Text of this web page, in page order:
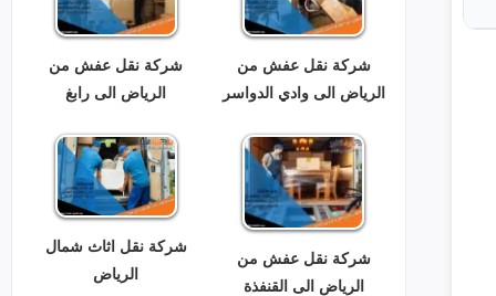
شركة نقل عفش من
الرياض الى وادي الدواسر
شركة نقل عفش من
الرياض الى رابغ
شركة نقل عفش من
الرياض الى القنفذة
شركة نقل اثاث شمال
الرياض